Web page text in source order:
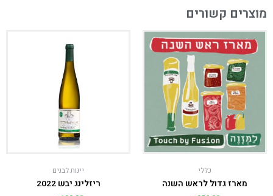
מוצרים קשורים
כללי
מארז גדול לראש השנה
יינות לבנים
ריזלינג יבש 2022